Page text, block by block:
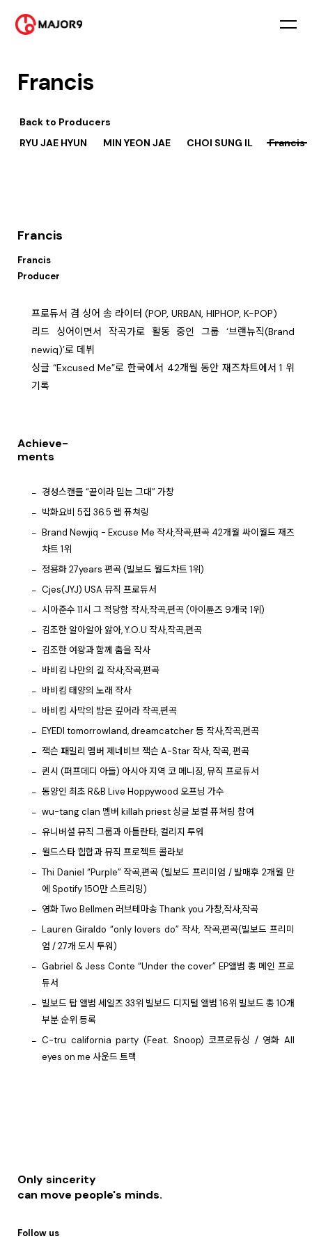
Francis
Back to Producers
RYU JAE HYUN
MIN YEON JAE CHOI SUNG IL Francis
Francis
Francis
Producer
프로듀서 겸 싱어 송 라이터 (POP, URBAN, HIPHOP, K-POP)
리드 싱어이면서 작곡가로 활동 중인 그룹 ‘브랜뉴직(Brand
newiq)’로 데뷔
싱글 “Excused Me”로 한국에서 42개월 동안 재즈차트에서 1 위
기록
Achieve-
ments
경성스캔들 “끝이라 믿는 그대” 가창
박화요비 5집 36.5 랩 퓨쳐링
Brand Newjiq - Excuse Me 작사,작곡,편곡 42개월 싸이월드 재즈
차트 1위
정용화 27years 편곡 (빌보드 월드차트 1위)
Cjes(JYJ) USA 뮤직 프로듀서
시아준수 11시 그 적당함 작사,작곡,편곡 (아이튠즈 9개국 1위)
김조한 알아알아 앓아, Y.O.U 작사,작곡,편곡
김조한 여왕과 함께 춤을 작사
바비킴 나만의 길 작사,작곡,편곡
바비킴 태양의 노래 작사
바비킴 사막의 밤은 깊어라 작곡,편곡
EYEDI tomorrowland, dreamcatcher 등 작사,작곡,편곡
잭슨 패밀리 멤버 제네비브 잭슨 A-Star 작사, 작곡, 편곡
퀸시 (퍼프데디 아들) 아시아 지역 코 메니징, 뮤직 프로듀서
동양인 최초 R&B Live Hoppywood 오프닝 가수
wu-tang clan 멤버 killah priest 싱글 보컬 퓨쳐링 참여
유니버셜 뮤직 그룹과 아틀란타, 컬리지 투워
월드스타 힙합과 뮤직 프로젝트 콜라보
Thi Daniel “Purple” 작곡,편곡 (빌보드 프리미엄 / 발매후 2개월 만
에 Spotify 150만 스트리밍)
영화 Two Bellmen 러브테마송 Thank you 가창,작사,작곡
Lauren Giraldo “only lovers do” 작사, 작곡,편곡(빌보드 프리미
엄 / 27개 도시 투워)
Gabriel & Jess Conte “Under the cover” EP앨범 총 메인 프로
듀서
빌보드 탑 앨범 세일즈 33위 빌보드 디지털 앨범 16위 빌보드 총 10개
부분 순위 등록
C-tru california party (Feat. Snoop) 코프로듀싱 / 영화 All
eyes on me 사운드 트랙
Only sincerity
can move people's minds.
Follow us